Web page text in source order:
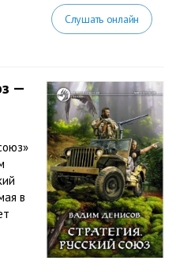
Слушать онлайн
—
в